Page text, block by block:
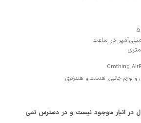
Omthing
و لوازم جانبی, هدست و هندزفری
در انبار موجود نیست و در دسترس نمی